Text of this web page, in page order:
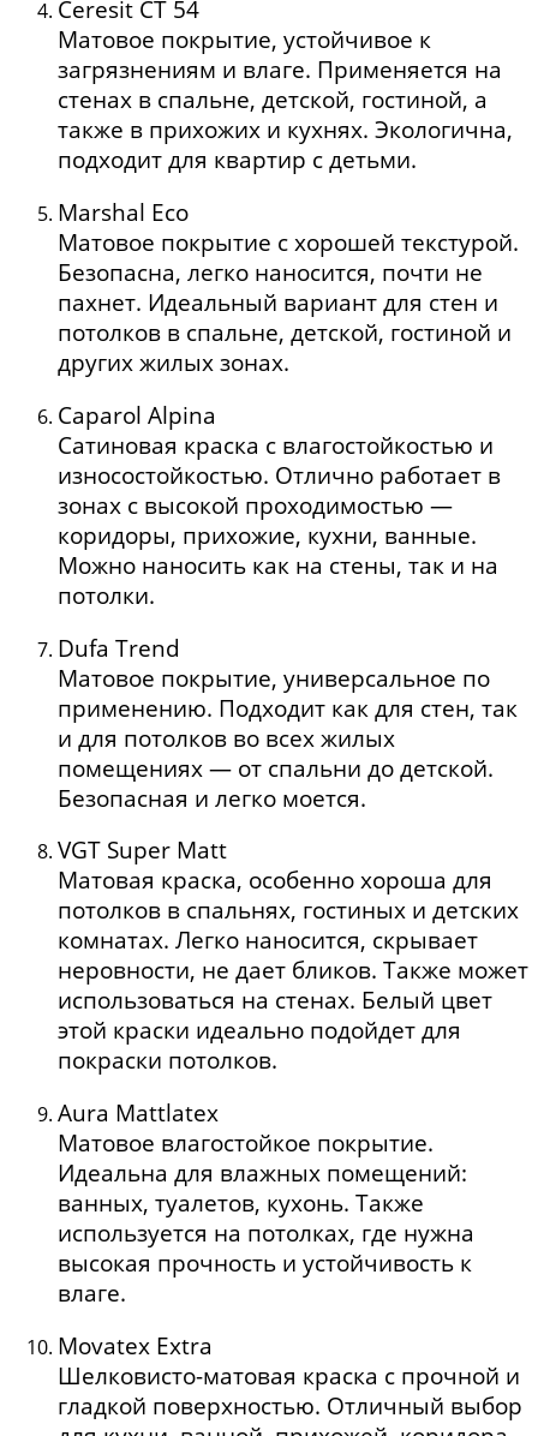
Ceresit CT 54
Матовое покрытие, устойчивое к
загрязнениям и влаге. Применяется на
стенах в спальне, детской, гостиной, а
также в прихожих и кухнях. Экологична,
подходит для квартир с детьми.
Marshal Eco
Матовое покрытие с хорошей текстурой.
Безопасна, легко наносится, почти не
пахнет. Идеальный вариант для стен и
потолков в спальне, детской, гостиной и
других жилых зонах.
Caparol Alpina
Сатиновая краска с влагостойкостью и
износостойкостью. Отлично работает в
зонах с высокой проходимостью —
коридоры, прихожие, кухни, ванные.
Можно наносить как на стены, так и на
потолки.
Dufa Trend
Матовое покрытие, универсальное по
применению. Подходит как для стен, так
и для потолков во всех жилых
помещениях — от спальни до детской.
Безопасная и легко моется.
VGT Super Matt
Матовая краска, особенно хороша для
потолков в спальнях, гостиных и детских
комнатах. Легко наносится, скрывает
неровности, не дает бликов. Также может
использоваться на стенах. Белый цвет
этой краски идеально подойдет для
покраски потолков.
Aura Mattlatex
Матовое влагостойкое покрытие.
Идеальна для влажных помещений:
ванных, туалетов, кухонь. Также
используется на потолках, где нужна
высокая прочность и устойчивость к
влаге.
Movatex Extra
Шелковисто-матовая краска с прочной и
гладкой поверхностью. Отличный выбор